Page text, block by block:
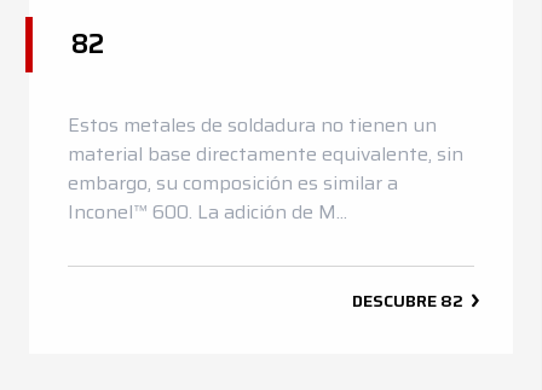
82
Estos metales de soldadura no tienen un
material base directamente equivalente, sin
embargo, su composición es similar a
Inconel™ 600. La adición de M...
DESCUBRE82